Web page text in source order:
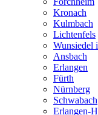
Kronach
Kulmbach
Lichtenfels
Wunsiedel
Ansbach
Erlangen
Fürth
Nürnberg
Schwabach
Erlangen-